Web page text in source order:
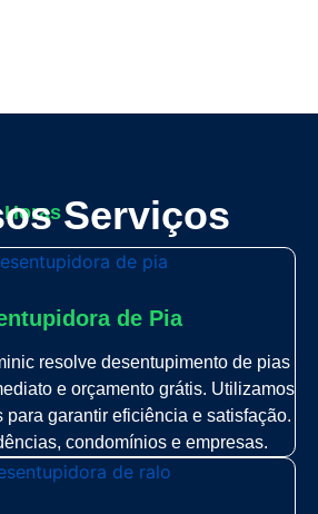
HorasServiços
de Pia
resolve desentupimento de pias
e orçamento grátis. Utilizamos
para garantir eficiência e satisfação.
condomínios e empresas.